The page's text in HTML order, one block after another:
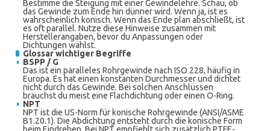
Bestimme die Steigung mit einer Gewindelehre. Schau, ob
das Gewinde zum Ende hin dünner wird. Wenn ja, ist es
wahrscheinlich konisch. Wenn das Ende plan abschließt, ist
es oft parallel. Nutze diese Hinweise zusammen mit
Herstellerangaben, bevor du Anpassungen oder
Dichtungen wählst.
Glossar wichtiger Begriffe
BSPP / G
Das ist ein paralleles Rohrgewinde nach ISO 228, häufig in
Europa. Es hat einen konstanten Durchmesser und dichtet
nicht durch das Gewinde. Bei solchen Anschlüssen
brauchst du meist eine Flachdichtung oder einen O-Ring.
NPT
NPT ist die US-Norm für konische Rohrgewinde (ANSI/ASME
B1.20.1). Die Abdichtung entsteht durch die konische Form